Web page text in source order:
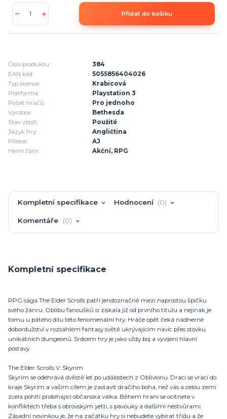
Přidat do košíku
Číslo produktu:
384
EAN kód:
5055856404026
Typ licence:
Krabicová
Platforma:
Playstation 3
Počet hráčů:
Pro jednoho
Výrobce:
Bethesda
Stav zboží:
Použité
Jazyk hry:
Angličtina
Přebal:
AJ
Herní žánr:
Akční, RPG
Kompletní specifikace Hodnocení 0
Komentáře 0
Kompletní specifikace
RPG sága The Elder Scrolls patří jendoznačně mezi naprostou špičku
svého žánru. Oblibu fanoušků si získala již od prvního titulu a nejinak je
tomu u pátého dílu této fenomenální hry. Hráče opět čeká nádherné
dobordužství v rozsáhlém fantasy světě ukrývajícím navíc přes stovku
unikátních dungeonů. Srdcem hry je jako vždy boj a vyvíjení hlavní
postavy.
The Elder Scrolls V: Skyrim
Skyrim se odehrává dvěstě let po událostech z Oblivionu. Draci se vrací do
kraje Skyrim a vaším cílem je zastavit dračího boha, než vás a celou zemi
zcela pohltí probíhající občanská válka. Během hraní se ocitnete v
konfliktech třeba s obrovským yetti, s pavouky a dalšími nestvůrami.
Zásadní novinkou je, že na začátku hry si nebudete vybírat třídu a že